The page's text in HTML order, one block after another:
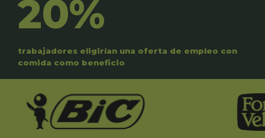
20%
trabajadores eligirían una oferta de empleo con
comida como beneficio